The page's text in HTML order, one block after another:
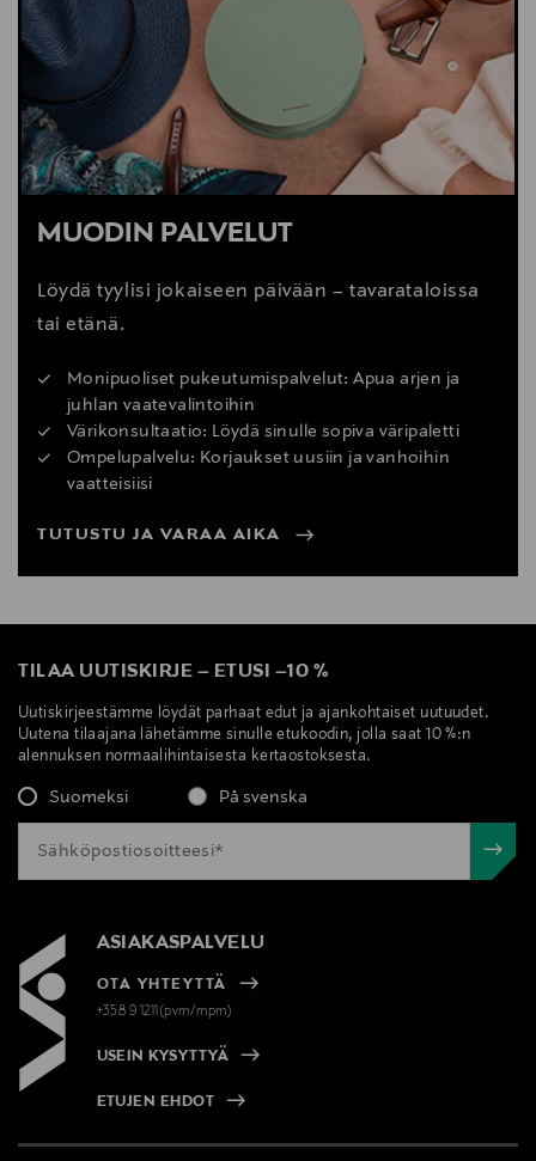
MUODIN PALVELUT
Löydä tyylisi jokaiseen päivään – tavarataloissa
tai etänä.
Monipuoliset pukeutumispalvelut: Apua arjen ja
juhlan vaatevalintoihin
Värikonsultaatio: Löydä sinulle sopiva väripaletti
Ompelupalvelu: Korjaukset uusiin ja vanhoihin
vaatteisiisi
TUTUSTU JA VARAA AIKA
TILAA UUTISKIRJE – ETUSI –10 %
Uutiskirjeestämme löydät parhaat edut ja ajankohtaiset uutuudet.
Uutena tilaajana lähetämme sinulle etukoodin, jolla saat 10 %:n
alennuksen normaalihintaisesta kertaostoksesta.
Suomeksi På svenska
ASIAKASPALVELU
OTA YHTEYTTÄ
+358 9 1211(pvm/mpm)
USEIN KYSYTTYÄ
ETUJEN EHDOT